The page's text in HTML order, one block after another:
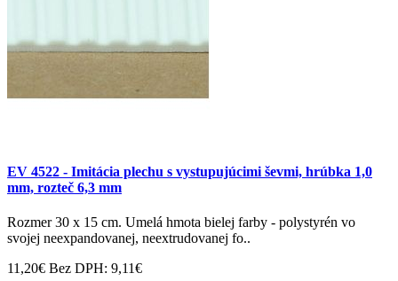
EV 4522 - Imitácia plechu s vystupujúcimi ševmi, hrúbka 1,0
mm, rozteč 6,3 mm
Rozmer 30 x 15 cm. Umelá hmota bielej farby - polystyrén vo
svojej neexpandovanej, neextrudovanej fo..
11,20€ Bez DPH: 9,11€